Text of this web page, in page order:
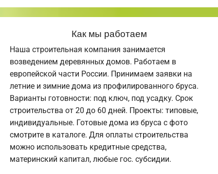
Как мы работаем
Наша строительная компания занимается
возведением деревянных домов. Работаем в
европейской части России. Принимаем заявки на
летние и зимние дома из профилированного бруса.
Варианты готовности: под ключ, под усадку. Срок
строительства от 20 до 60 дней. Проекты: типовые,
индивидуальные. Готовые дома из бруса с фото
смотрите в каталоге. Для оплаты строительства
можно использовать кредитные средства,
материнский капитал, любые гос. субсидии.